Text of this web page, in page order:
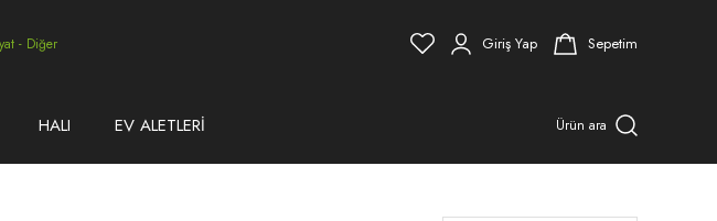
Giriş Yap Sepetim
HALI EV ALETLERİ Ürün ara